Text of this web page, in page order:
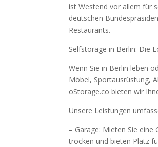
ist Westend vor allem für
deutschen
Restaurants.
Selfstorage in Berlin: Die
Wenn Sie in Berlin leben
Möbel, Sportausrüstung,
oStorage.co bieten wir
Unsere Leistungen
– Garage: Mieten Sie
trocken und bieten Platz